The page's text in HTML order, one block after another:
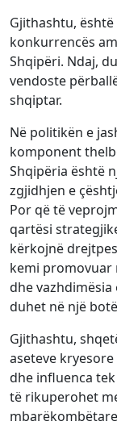
Gjithashtu,
konkurrencës
Shqipëri. Ndaj,
vendoste
shqiptar.
Në politikën e
komponent
Shqipëria është
zgjidhjen e
Por që të
qartësi
kërkojnë
kemi promovuar
dhe
duhet në një
Gjithashtu,
aseteve
dhe influenca
të rikuperohet